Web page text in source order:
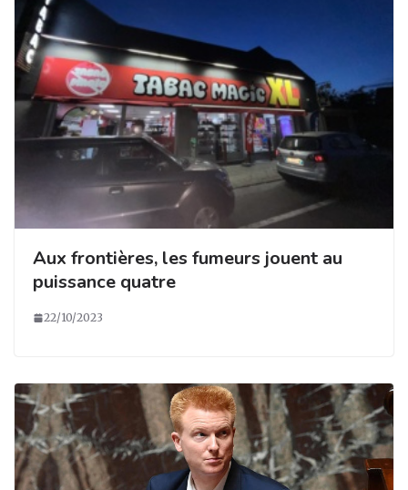
Aux frontières, les fumeurs jouent au
puissance quatre
22/10/2023